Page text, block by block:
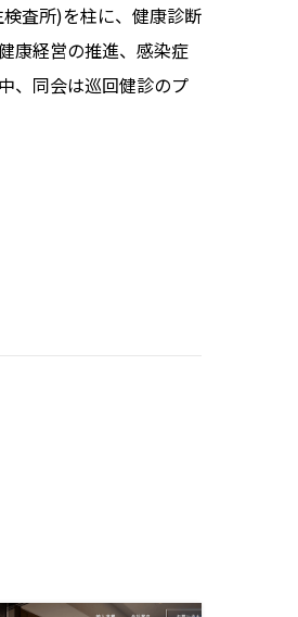
査所)を柱に、健康診断
康経営の推進、感染症
、同会は巡回健診のプ